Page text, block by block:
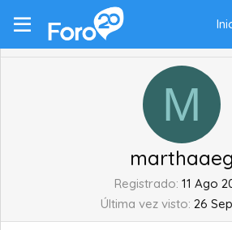
M
marthaaeg
Registrado 11 Ago
Última vez visto 26